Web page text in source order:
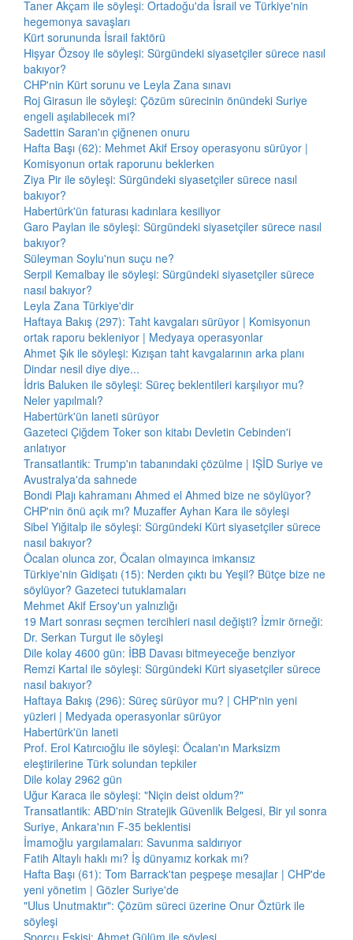
Taner Akçam ile söyleşi: Ortadoğu'da İsrail ve Türkiye'nin
hegemonya savaşları
Kürt sorununda İsrail faktörü
Hişyar Özsoy ile söyleşi: Sürgündeki siyasetçiler sürece nasıl
bakıyor?
CHP'nin Kürt sorunu ve Leyla Zana sınavı
Roj Girasun ile söyleşi: Çözüm sürecinin önündeki Suriye
engeli aşılabilecek mi?
Sadettin Saran'ın çiğnenen onuru
Hafta Başı (62): Mehmet Akif Ersoy operasyonu sürüyor |
Komisyonun ortak raporunu beklerken
Ziya Pir ile söyleşi: Sürgündeki siyasetçiler sürece nasıl
bakıyor?
Habertürk'ün faturası kadınlara kesiliyor
Garo Paylan ile söyleşi: Sürgündeki siyasetçiler sürece nasıl
bakıyor?
Süleyman Soylu'nun suçu ne?
Serpil Kemalbay ile söyleşi: Sürgündeki siyasetçiler sürece
nasıl bakıyor?
Leyla Zana Türkiye'dir
Haftaya Bakış (297): Taht kavgaları sürüyor | Komisyonun
ortak raporu bekleniyor | Medyaya operasyonlar
Ahmet Şık ile söyleşi: Kızışan taht kavgalarının arka planı
Dindar nesil diye diye...
İdris Baluken ile söyleşi: Süreç beklentileri karşılıyor mu?
Neler yapılmalı?
Habertürk'ün laneti sürüyor
Gazeteci Çiğdem Toker son kitabı Devletin Cebinden'i
anlatıyor
Transatlantik: Trump'ın tabanındaki çözülme | IŞİD Suriye ve
Avustralya'da sahnede
Bondi Plajı kahramanı Ahmed el Ahmed bize ne söylüyor?
CHP'nin önü açık mı? Muzaffer Ayhan Kara ile söyleşi
Sibel Yiğitalp ile söyleşi: Sürgündeki Kürt siyasetçiler sürece
nasıl bakıyor?
Öcalan olunca zor, Öcalan olmayınca imkansız
Türkiye'nin Gidişatı (15): Nerden çıktı bu Yeşil? Bütçe bize ne
söylüyor? Gazeteci tutuklamaları
Mehmet Akif Ersoy'un yalnızlığı
19 Mart sonrası seçmen tercihleri nasıl değişti? İzmir örneği:
Dr. Serkan Turgut ile söyleşi
Dile kolay 4600 gün: İBB Davası bitmeyeceğe benziyor
Remzi Kartal ile söyleşi: Sürgündeki Kürt siyasetçiler sürece
nasıl bakıyor?
Haftaya Bakış (296): Süreç sürüyor mu? | CHP'nin yeni
yüzleri | Medyada operasyonlar sürüyor
Habertürk'ün laneti
Prof. Erol Katırcıoğlu ile söyleşi: Öcalan'ın Marksizm
eleştirilerine Türk solundan tepkiler
Dile kolay 2962 gün
Uğur Karaca ile söyleşi: "Niçin deist oldum?"
Transatlantik: ABD'nin Stratejik Güvenlik Belgesi, Bir yıl sonra
Suriye, Ankara'nın F-35 beklentisi
İmamoğlu yargılamaları: Savunma saldırıyor
Fatih Altaylı haklı mı? İş dünyamız korkak mı?
Hafta Başı (61): Tom Barrack'tan peşpeşe mesajlar | CHP'de
yeni yönetim | Gözler Suriye'de
"Ulus Unutmaktır": Çözüm süreci üzerine Onur Öztürk ile
söyleşi
Sporcu Eskisi: Ahmet Gülüm ile söyleşi